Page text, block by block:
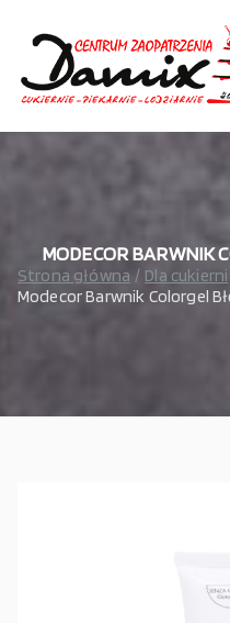
treści
MODECOR BARWNIK
Strona główna Dla cukierni
Modecor Barwnik Colorgel